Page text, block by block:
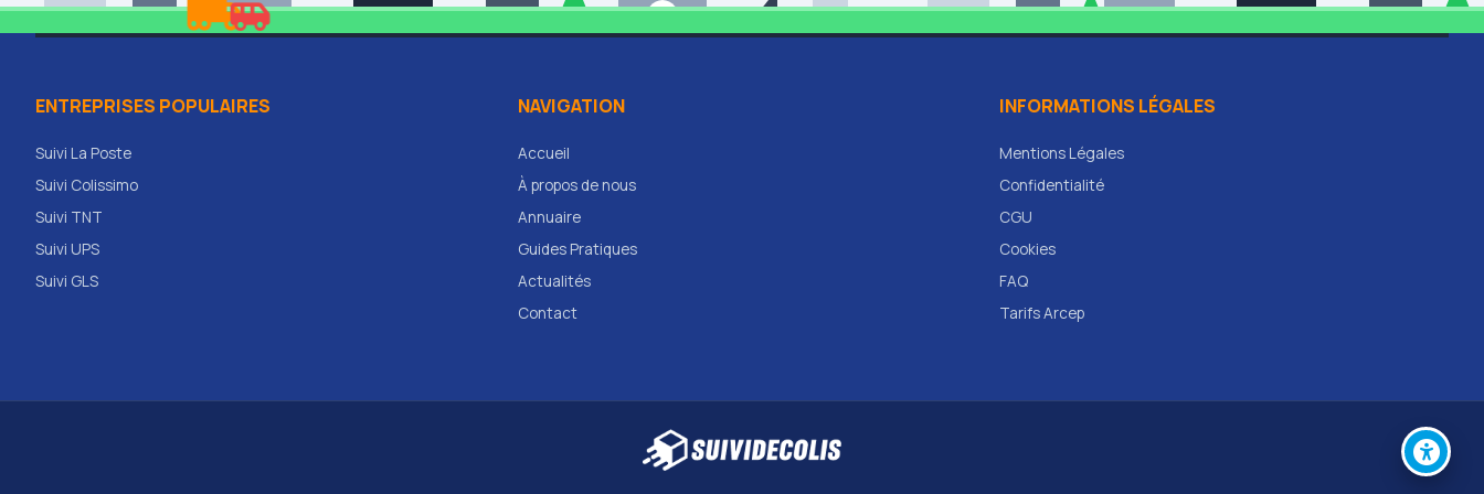
ENTREPRISES POPULAIRES
Suivi La Poste
Suivi Colissimo
Suivi TNT
Suivi UPS
Suivi GLS
NAVIGATION
Accueil
À propos de nous
Annuaire
Guides Pratiques
Actualités
Contact
INFORMATIONS LÉGALES
Mentions Légales
Confidentialité
CGU
Cookies
FAQ
Tarifs Arcep